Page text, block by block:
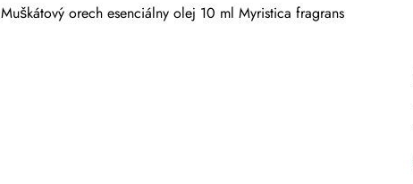
Muškátový orech esenciálny olej 10 ml Myristica fragrans